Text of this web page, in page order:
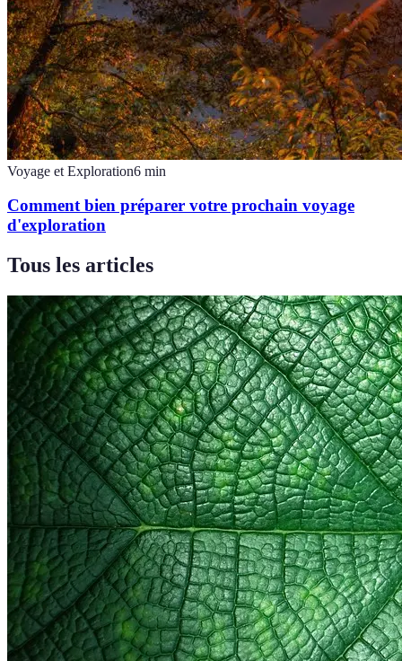
Voyage et Exploration6 min
Comment bien préparer votre prochain voyage
d'exploration
Tous les articles